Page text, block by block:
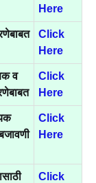
Here
Click
Here
व
Click
Here
Click
Here
Click